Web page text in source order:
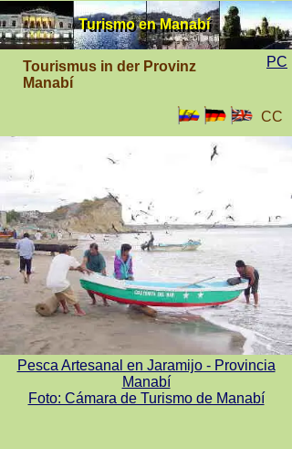
PC
Tourismus in der Provinz
Manabí
Turismo en Manabí
Turismo en Manabí
Pesca Artesanal en Jaramijo - Provincia
Manabí
Foto: Cámara de Turismo de Manabí
CC